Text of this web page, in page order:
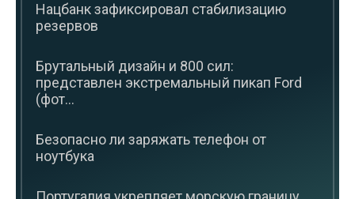
Нацбанк зафиксировал стабилизацию
резервов
Брутальный дизайн и 800 сил:
представлен экстремальный пикап Ford
(фот...
Безопасно ли заряжать телефон от
ноутбука